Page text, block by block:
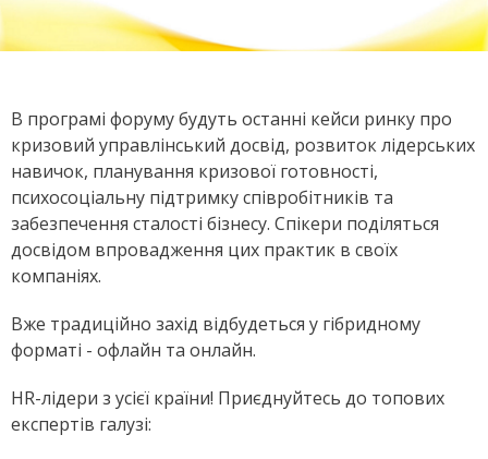
В програмі форуму будуть останні кейси ринку про
кризовий управлінський досвід, розвиток лідерських
навичок, планування кризової готовності,
психосоціальну підтримку співробітників та
забезпечення сталості бізнесу. Спікери поділяться
досвідом впровадження цих практик в своїх
компаніях.
Вже традиційно захід відбудеться у гібридному
форматі - офлайн та онлайн.
HR-лідери з усієї країни! Приєднуйтесь до топових
експертів галузі: